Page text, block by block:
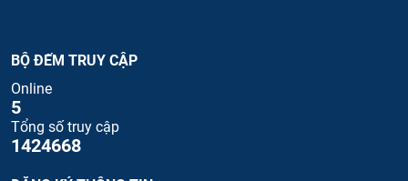
BỘ ĐẾM TRUY CẬP
Online
5
Tổng số truy cập
1424668